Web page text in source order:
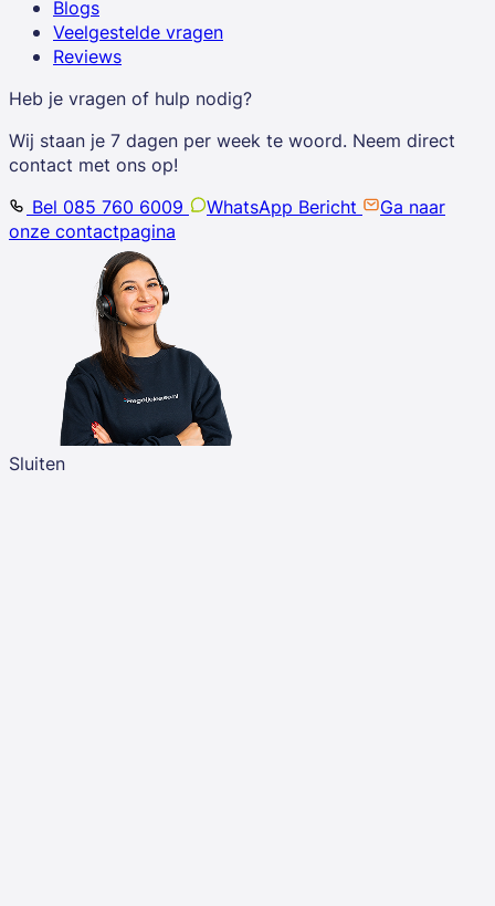
Blogs
Veelgestelde vragen
Reviews
Heb je vragen of hulp nodig?
Wij staan je 7 dagen per week te woord. Neem direct
contact met ons op!
Bel 085 760 6009
WhatsApp Bericht
Ga naar
onze contactpagina
Sluiten